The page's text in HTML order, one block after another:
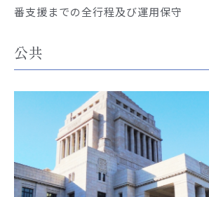
番支援までの全行程及び運用保守
公共